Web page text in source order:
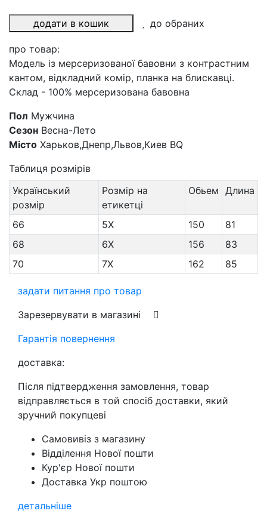
додати в кошик до обраних
про товар:
Модель із мерсеризованої бавовни з контрастним
кантом, відкладний комір, планка на блискавці.
Склад - 100% мерсеризована бавовна
Пол Мужчина
Сезон Весна-Лето
Місто Харьков,Днепр,Львов,Киев BQ
Таблиця розмірів
Український
розмір
Розмір на
етикетці
Обьем Длина
66 5X 150
81
68
6X 156
83
70
7X 162 85
задати питання про товар
Зарезервувати в магазині
Гарантія повернення
доставка:
Після підтвердження замовлення, товар
відправляється в той спосіб доставки, який
зручний покупцеві
Самовивіз з магазину
Відділення Нової пошти
Кур'єр Нової пошти
Доставка Укр поштою
детальніше